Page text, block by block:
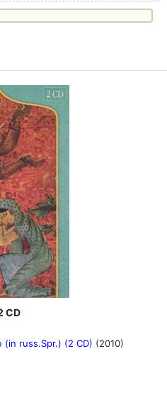
CD
(in russ.Spr.) (2 CD) (2010)